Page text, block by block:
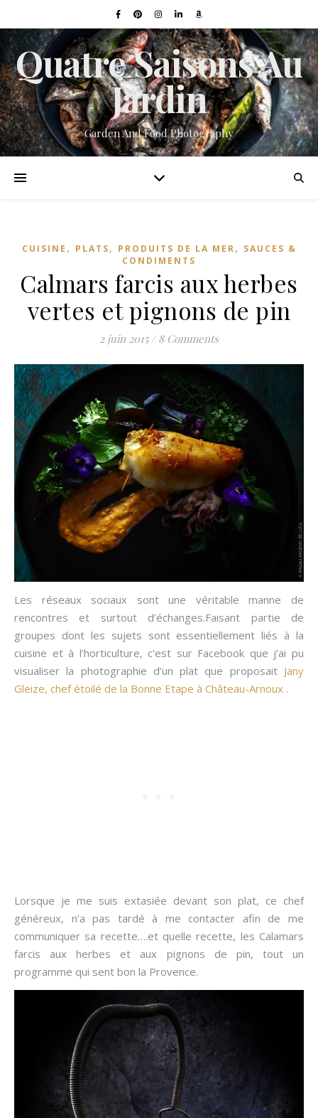
Quatre Saisons Au
Jardin
Garden And Food Photography
CUISINE , PLATS, PRODUITS DE LA MER, SAUCES &
CONDIMENTS
Calmars farcis aux herbes
vertes et pignons de pin
2 juin 2015 / 8 Comments
Les réseaux sociaux sont une véritable manne de
rencontres et surtout d’échanges.Faisant partie de
groupes dont les sujets sont essentiellement liés à la
cuisine et à l’horticulture, c’est sur Facebook que j’ai pu
visualiser la photographie d’un plat que proposait Jany
Gleize, chef étoilé de la Bonne Etape à Château-Arnoux .
Lorsque je me suis extasiée devant son plat, ce chef
généreux, n’a pas tardé à me contacter afin de me
communiquer sa recette….et quelle recette, les Calamars
farcis aux herbes et aux pignons de pin, tout un
programme qui sent bon la Provence.